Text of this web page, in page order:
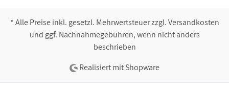
* Alle Preise inkl. gesetzl. Mehrwertsteuer zzgl. Versandkosten
und ggf. Nachnahmegebühren, wenn nicht anders
beschrieben
Realisiert mit Shopware